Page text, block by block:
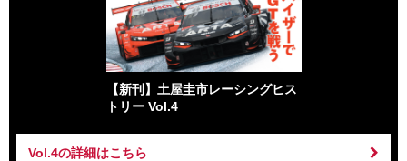
【新刊】土屋圭市レーシングヒス
トリー Vol.4
Vol.4の詳細はこちら